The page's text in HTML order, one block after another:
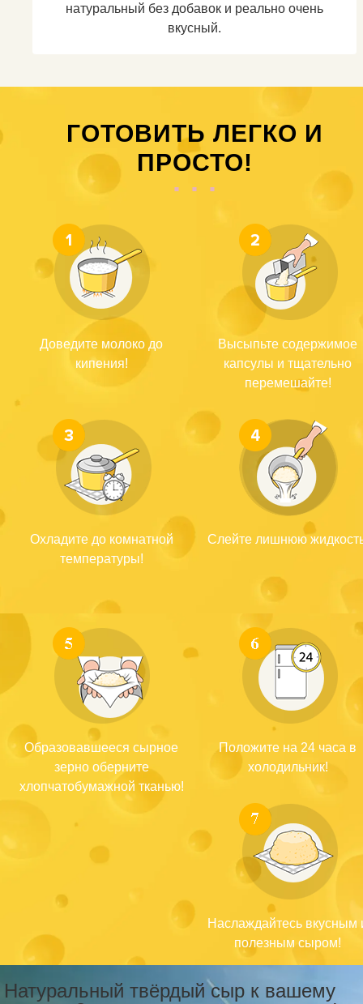
натуральный без добавок и реально очень
вкусный.
ГОТОВИТЬ ЛЕГКО И
ПРОСТО!
Доведите молоко до
кипения!
Высыпьте содержимое
капсулы и тщательно
перемешайте!
Охладите до комнатной
температуры!
Слейте лишнюю
Образовавшееся сырное
зерно оберните
хлопчатобумажной тканью!
Положите на 24 часа в
холодильник!
Наслаждайтесь вкусным
полезным сыром!
Натуральный твёрдый сыр к вашему